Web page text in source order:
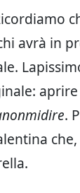
avrà in
aprire
.